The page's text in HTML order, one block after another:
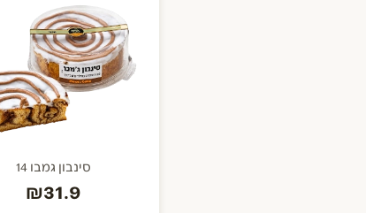
סינבון גמבו 14
₪31.9